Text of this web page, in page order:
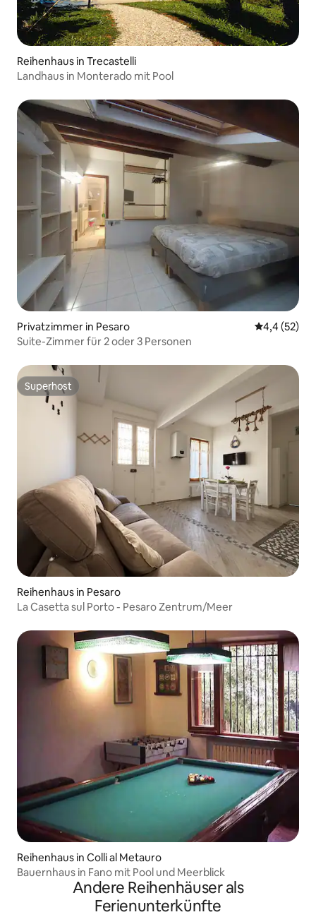
Reihenhaus in Trecastelli
Landhaus in Monterado mit Pool
Privatzimmer in Pesaro
4,4 (52)
Suite-Zimmer für 2 oder 3 Personen
Superhost
Superhost
Reihenhaus in Pesaro
La Casetta sul Porto - Pesaro Zentrum/Meer
Reihenhaus in Colli al Metauro
Bauernhaus in Fano mit Pool und Meerblick
Andere Reihenhäuser als
Ferienunterkünfte